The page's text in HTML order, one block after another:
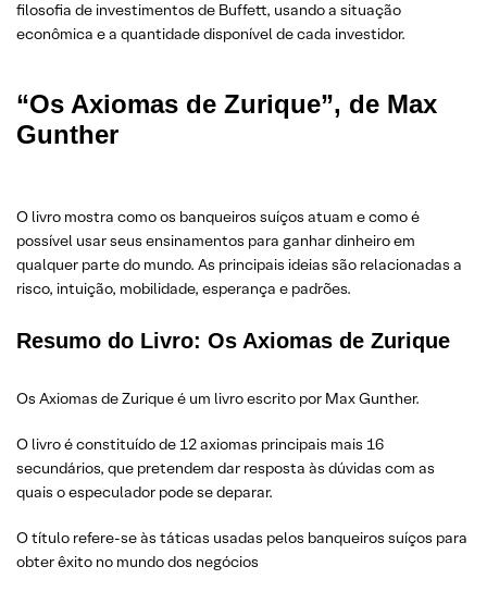
filosofia de investimentos de Buffett, usando a situação
econômica e a quantidade disponível de cada investidor.
“Os Axiomas de Zurique”, de Max
Gunther
O livro mostra como os banqueiros suíços atuam e como é
possível usar seus ensinamentos para ganhar dinheiro em
qualquer parte do mundo. As principais ideias são relacionadas a
risco, intuição, mobilidade, esperança e padrões.
Resumo do Livro: Os Axiomas de Zurique
Os Axiomas de Zurique é um livro escrito por Max Gunther.
O livro é constituído de 12 axiomas principais mais 16
secundários, que pretendem dar resposta às dúvidas com as
quais o especulador pode se deparar.
O título refere-se às táticas usadas pelos banqueiros suíços para
obter êxito no mundo dos negócios